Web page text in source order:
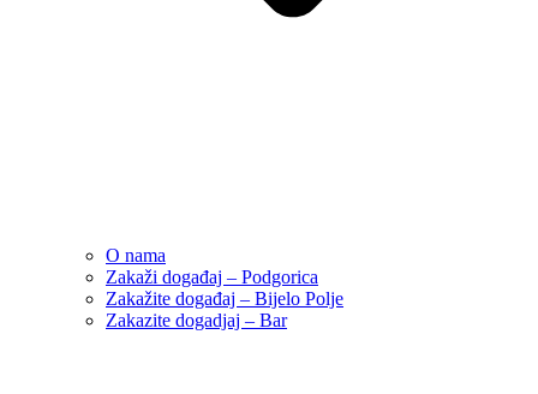
O nama
Zakaži događaj – Podgorica
Zakažite događaj – Bijelo Polje
Zakazite dogadjaj – Bar